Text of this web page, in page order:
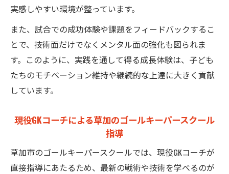
実感しやすい環境が整っています。
また、試合での成功体験や課題をフィードバックするこ
とで、技術面だけでなくメンタル面の強化も図られま
す。このように、実践を通して得る成長体験は、子ども
たちのモチベーション維持や継続的な上達に大きく貢献
しています。
現役GKコーチによる草加のゴールキーパースクール
指導
草加市のゴールキーパースクールでは、現役GKコーチが
直接指導にあたるため、最新の戦術や技術を学べるのが